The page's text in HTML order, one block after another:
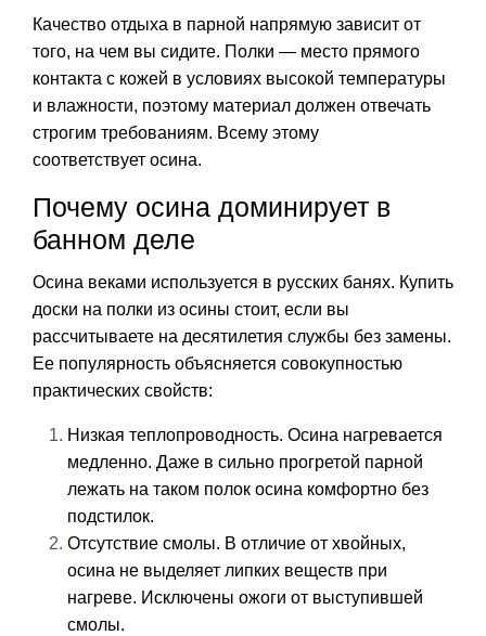
Качество отдыха в парной напрямую зависит от
того, на чем вы сидите. Полки — место прямого
контакта с кожей в условиях высокой температуры
и влажности, поэтому материал должен отвечать
строгим требованиям. Всему этому
соответствует осина.
Почему осина доминирует в
банном деле
Осина веками используется в русских банях. Купить
доски на полки из осины стоит, если вы
рассчитываете на десятилетия службы без замены.
Ее популярность объясняется совокупностью
практических свойств:
Низкая теплопроводность. Осина нагревается
медленно. Даже в сильно прогретой парной
лежать на таком полок осина комфортно без
подстилок.
Отсутствие смолы. В отличие от хвойных,
осина не выделяет липких веществ при
нагреве. Исключены ожоги от выступившей
смолы.